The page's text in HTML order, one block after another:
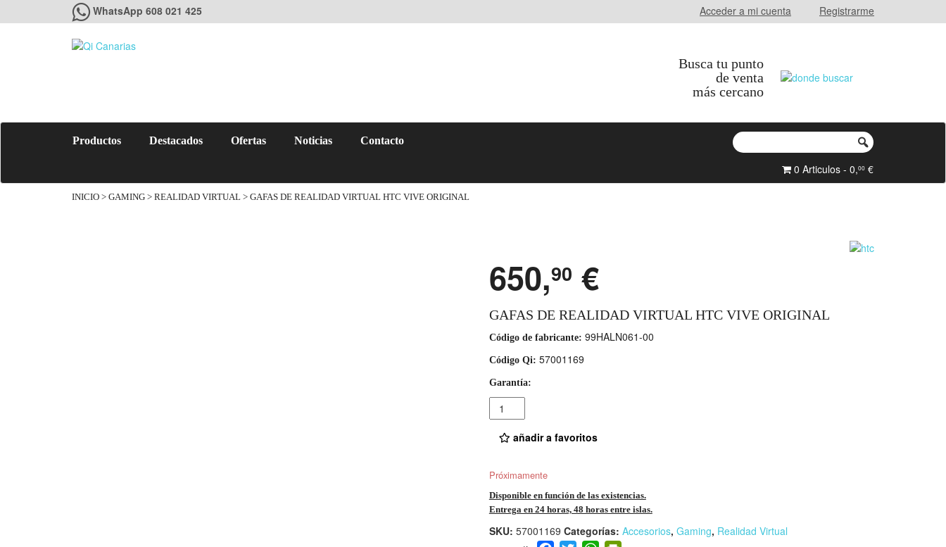
WhatsApp 608 021 425 Acceder a mi cuenta Registrarme
Busca tu punto
de venta
más cercano
Productos Destacados Ofertas Noticias Contacto
0 Articulos - 0,00 €
INICIO > GAMING > REALIDAD VIRTUAL > GAFAS DE REALIDAD VIRTUAL HTC VIVE ORIGINAL
650,90 €
GAFAS DE REALIDAD VIRTUAL HTC VIVE ORIGINAL
Código de fabricante: 99HALN061-00
Código Qi: 57001169
Garantía:
Cantidad
añadir a favoritos
Próximamente
Disponible en función de las existencias.
Entrega en 24 horas, 48 horas entre islas.
SKU: 57001169 Categorías: Accesorios, Gaming, Realidad Virtual